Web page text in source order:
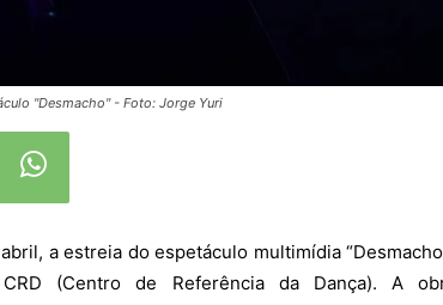
"Desmacho" - Foto: Jorge Yuri
a estreia do espetáculo multimídia
CRD (Centro de Referência da Dança). A